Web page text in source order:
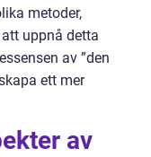
metoder,
uppnå detta
av ”den
ett mer
av